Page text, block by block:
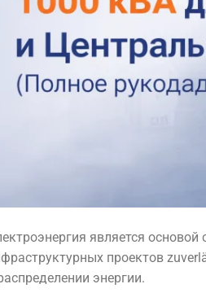
является основой
проектов
энергии.